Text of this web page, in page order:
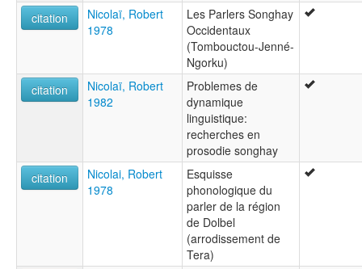
citation
Nicolaï, Robert
1978
Les Parlers Songhay
Occidentaux
(Tombouctou-Jenné-
Ngorku)
citation
Nicolaï, Robert
1982
Problemes de
dynamique
linguistique:
recherches en
prosodie songhay
citation
Nicolai, Robert
1978
Esquisse
phonologique du
parler de la région
de Dolbel
(arrodissement de
Tera)